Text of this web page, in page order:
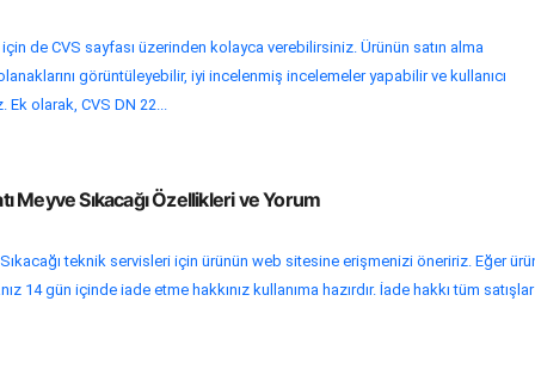
için de CVS sayfası üzerinden kolayca verebilirsiniz. Ürünün satın alma
görüntüleyebilir, iyi incelenmiş incelemeler yapabilir ve kullanıcı
Ek olarak, CVS DN 22...
Meyve Sıkacağı Özellikleri ve Yorum
teknik servisleri için ürünün web sitesine erişmenizi öneririz. Eğer
14 gün içinde iade etme hakkınız kullanıma hazırdır. İade hakkı tüm